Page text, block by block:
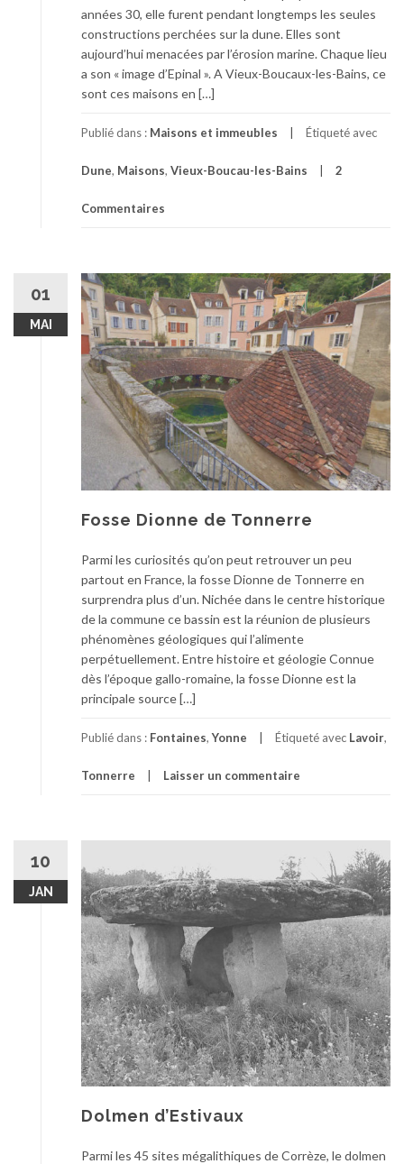
années 30, elle furent pendant longtemps les seules
constructions perchées sur la dune. Elles sont
aujourd’hui menacées par l’érosion marine. Chaque lieu
a son « image d’Epinal ». A Vieux-Boucaux-les-Bains, ce
sont ces maisons en […]
Publié dans : Maisons et immeubles Étiqueté avec
Dune, Maisons, Vieux-Boucau-les-Bains 2
Commentaires
01
MAI
Fosse Dionne de Tonnerre
Parmi les curiosités qu’on peut retrouver un peu
partout en France, la fosse Dionne de Tonnerre en
surprendra plus d’un. Nichée dans le centre historique
de la commune ce bassin est la réunion de plusieurs
phénomènes géologiques qui l’alimente
perpétuellement. Entre histoire et géologie Connue
dès l’époque gallo-romaine, la fosse Dionne est la
principale source […]
Publié dans : Fontaines,Yonne Étiqueté avec Lavoir,
Tonnerre Laisser un commentaire
10
JAN
Dolmen d’Estivaux
Parmi les 45 sites mégalithiques de Corrèze, le dolmen